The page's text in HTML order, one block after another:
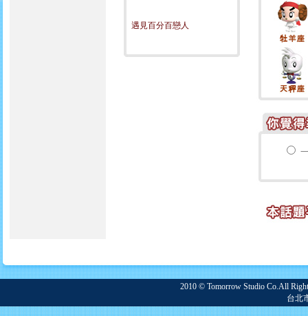
遇見百分百戀人
2010 © Tomorrow Studio Co.All
台北